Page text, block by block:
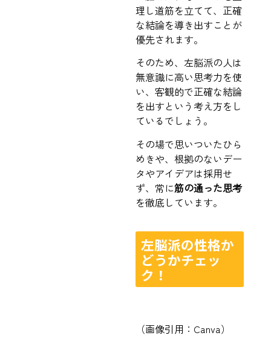
理し道筋を立てて、正確
な結論を導き出すことが
優先されます。
そのため、左脳派の人は
無意識に高い思考力を使
い、客観的で正確な結論
を出すという考え方をし
ているでしょう。
その場で思いついたひら
めきや、根拠のないデー
タやアイデアは採用せ
ず、常に筋の通った思考
を徹底しています。
左脳派の性格か
どうかチェッ
ク！
（画像引用：Canva）